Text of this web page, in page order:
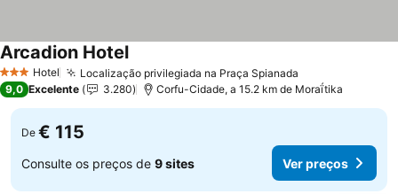
3 EstrelasHotel Localização privilegiada na Praça Spianada
Arcadion HotelVer preços
9,0 Excelente 3.280 Corfu-Cidade, a 15.2 km de Moraḯtika
De € 115
Consulte os preços de 9 sites Ver preços